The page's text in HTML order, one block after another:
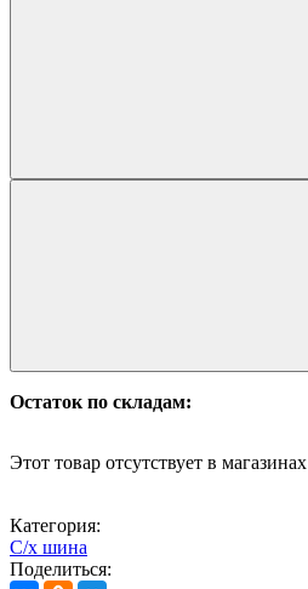
Остаток по складам:
Этот товар отсутствует в магазинах
Категория:
С/х шина
Поделиться: